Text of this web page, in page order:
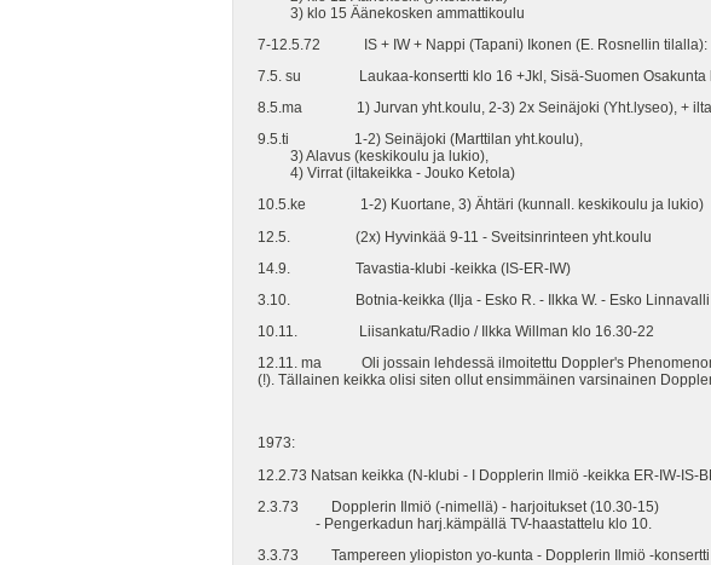
3) klo 15 Äänekosken ammattikoulu
7-12.5.72 IS + IW + Nappi (Tapani) Ikonen (E. Rosnellin tilalla):
7.5. su Laukaa-konsertti klo 16 +Jkl, Sisä-Suomen Osakunta
8.5.ma 1) Jurvan yht.koulu, 2-3) 2x Seinäjoki (Yht.lyseo), +
9.5.ti 1-2) Seinäjoki (Marttilan yht.koulu),
3) Alavus (keskikoulu ja lukio),
4) Virrat (iltakeikka - Jouko Ketola)
10.5.ke 1-2) Kuortane, 3) Ähtäri (kunnall. keskikoulu ja lukio)
12.5. (2x) Hyvinkää 9-11 - Sveitsinrinteen yht.koulu
14.9. Tavastia-klubi -keikka (IS-ER-IW)
3.10. Botnia-keikka (Ilja - Esko R. - Ilkka W. - Esko Linnavalli
10.11. Liisankatu/Radio / Ilkka Willman klo 16.30-22
12.11. ma Oli jossain lehdessä ilmoitettu Doppler's
(!). Tällainen keikka olisi siten ollut ensimmäinen varsinainen
1973:
12.2.73 Natsan keikka (N-klubi - I Dopplerin Ilmiö -keikka ER-IW-IS-
2.3.73 Dopplerin Ilmiö (-nimellä) - harjoitukset (10.30-15)
- Pengerkadun harj.kämpällä TV-haastattelu klo 10.
3.3.73 Tampereen yliopiston yo-kunta - Dopplerin Ilmiö -konsertti